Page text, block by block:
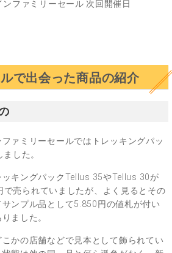
で出会った商品の紹介
ァミリーセールではトレッキングパッ
した。
キングパックTellus 35やTellus 30が
売られていましたが、よく見るとその
ンプル品として5.850円の値札が付い
ました。
かの店舗などで見本として飾られてい